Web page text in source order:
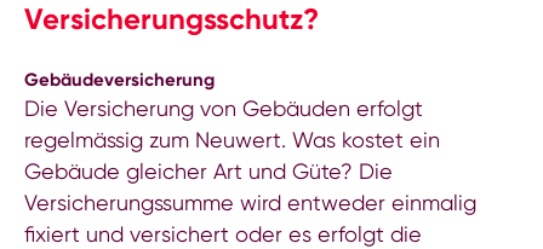
Versicherungsschutz?
Gebäudeversicherung
Die Versicherung von Gebäuden erfolgt
regelmässig zum Neuwert. Was kostet ein
Gebäude gleicher Art und Güte? Die
Versicherungssumme wird entweder einmalig
fixiert und versichert oder es erfolgt die